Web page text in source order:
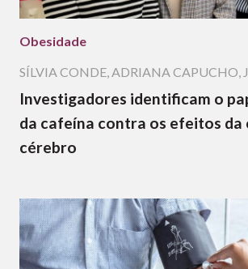
Obesidade
SÍLVIA CONDE,ADRIANA CAPUCHO,
Investigadores identificam o
da cafeína contra os efeitos da
cérebro